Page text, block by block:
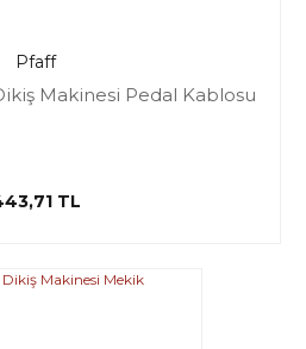
Pfaff
Makinesi Pedal Kablosu
TL